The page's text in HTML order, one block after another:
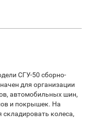
СГУ-50 сборно-
для организации
автомобильных шин,
и покрышек. На
складировать колеса,